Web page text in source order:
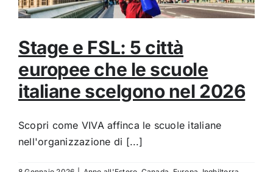
Stage e FSL: 5 città
europee che le scuole
italiane scelgono nel 2026
Scopri come VIVA affinca le scuole italiane
nell'organizzazione di [...]